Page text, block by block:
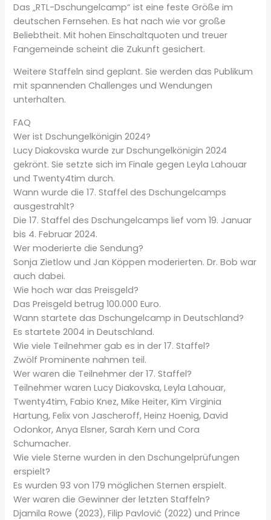
Das „RTL-Dschungelcamp“ ist eine feste Größe im
deutschen Fernsehen. Es hat nach wie vor große
Beliebtheit. Mit hohen Einschaltquoten und treuer
Fangemeinde scheint die Zukunft gesichert.
Weitere Staffeln sind geplant. Sie werden das Publikum
mit spannenden Challenges und Wendungen
unterhalten.
FAQ
Wer ist Dschungelkönigin 2024?
Lucy Diakovska wurde zur Dschungelkönigin 2024
gekrönt. Sie setzte sich im Finale gegen Leyla Lahouar
und Twenty4tim durch.
Wann wurde die 17. Staffel des Dschungelcamps
ausgestrahlt?
Die 17. Staffel des Dschungelcamps lief vom 19. Januar
bis 4. Februar 2024.
Wer moderierte die Sendung?
Sonja Zietlow und Jan Köppen moderierten. Dr. Bob war
auch dabei.
Wie hoch war das Preisgeld?
Das Preisgeld betrug 100.000 Euro.
Wann startete das Dschungelcamp in Deutschland?
Es startete 2004 in Deutschland.
Wie viele Teilnehmer gab es in der 17. Staffel?
Zwölf Prominente nahmen teil.
Wer waren die Teilnehmer der 17. Staffel?
Teilnehmer waren Lucy Diakovska, Leyla Lahouar,
Twenty4tim, Fabio Knez, Mike Heiter, Kim Virginia
Hartung, Felix von Jascheroff, Heinz Hoenig, David
Odonkor, Anya Elsner, Sarah Kern und Cora
Schumacher.
Wie viele Sterne wurden in den Dschungelprüfungen
erspielt?
Es wurden 93 von 179 möglichen Sternen erspielt.
Wer waren die Gewinner der letzten Staffeln?
Djamila Rowe (2023), Filip Pavlović (2022) und Prince